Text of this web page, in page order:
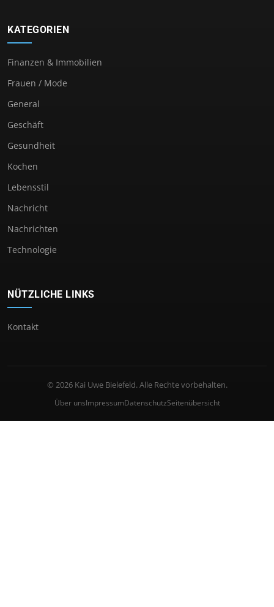
KATEGORIEN
Finanzen & Immobilien
Frauen / Mode
General
Geschäft
Gesundheit
Kochen
Lebensstil
Nachricht
Nachrichten
Technologie
NÜTZLICHE LINKS
Kontakt
© 2026 Kai Uwe Bielefeld. Alle Rechte vorbehalten.
Über unsImpressumDatenschutzSeitenübersicht